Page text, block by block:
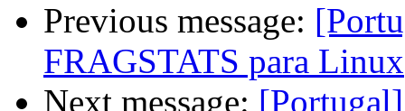
Previous message:
FRAGSTATS para Linux
Next message: